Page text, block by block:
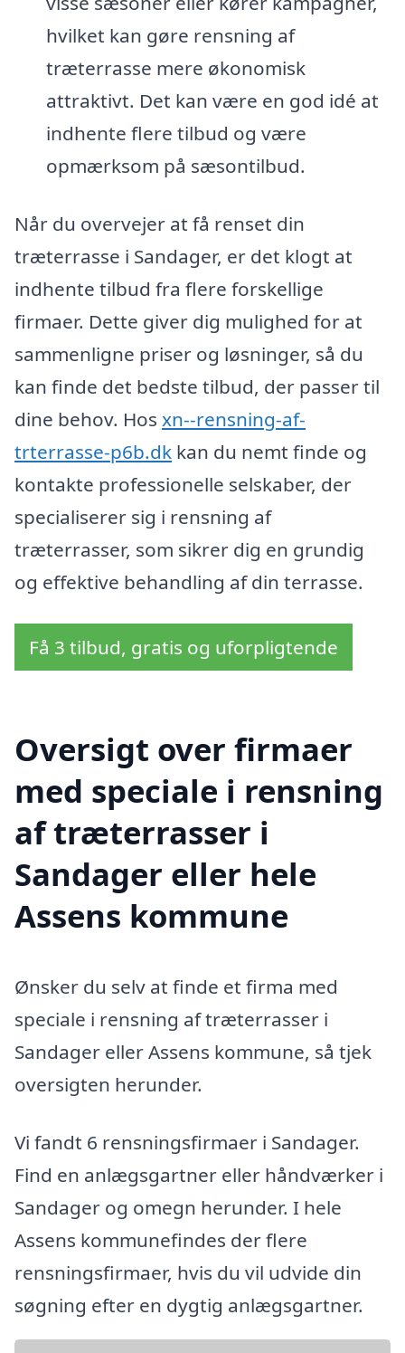
hvilket kan gøre rensning af
træterrasse mere økonomisk
attraktivt. Det kan være en god idé at
indhente flere tilbud og være
opmærksom på sæsontilbud.
Når du overvejer at få renset din
træterrasse i Sandager, er det klogt at
indhente tilbud fra flere forskellige
firmaer. Dette giver dig mulighed for at
sammenligne priser og løsninger, så du
kan finde det bedste tilbud, der passer til
dine behov. Hos xn--rensning-af-
trterrasse-p6b.dk kan du nemt finde og
kontakte professionelle selskaber, der
specialiserer sig i rensning af
træterrasser, som sikrer dig en grundig
og effektive behandling af din terrasse.
Få 3 tilbud, gratis og uforpligtende
Oversigt over firmaer
med speciale i rensning
af træterrasser i
Sandager eller hele
Assens kommune
Ønsker du selv at finde et firma med
speciale i rensning af træterrasser i
Sandager eller Assens kommune, så tjek
oversigten herunder.
Vi fandt 6 rensningsfirmaer i Sandager.
Find en anlægsgartner eller håndværker i
Sandager og omegn herunder. I hele
Assens kommunefindes der flere
rensningsfirmaer, hvis du vil udvide din
søgning efter en dygtig anlægsgartner.